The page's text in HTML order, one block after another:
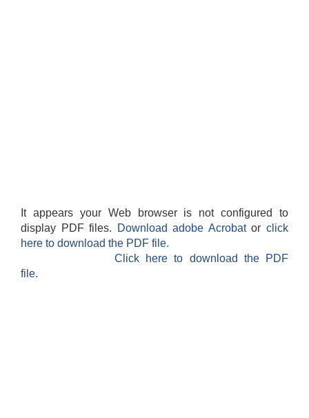
It appears your Web browser is not configured to
display PDF files.
Download adobe Acrobatorclick
here to download the PDF file.
Click here to download the PDF
file.